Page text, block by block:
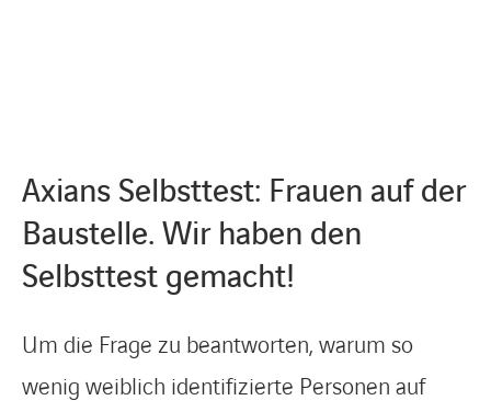
Axians Selbsttest: Frauen auf der
Baustelle. Wir haben den
Selbsttest gemacht!
Um die Frage zu beantworten, warum so
wenig weiblich identifizierte Personen auf